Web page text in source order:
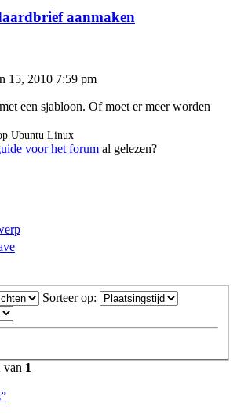
aanmaken
15, 2010 7:59 pm
een sjabloon. Of moet er meer worden
Ubuntu Linux
voor het forum al gelezen?
Sorteer op:
van 1